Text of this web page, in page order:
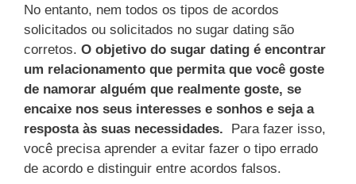
No entanto, nem todos os tipos de acordos
solicitados ou solicitados no sugar dating são
corretos. O objetivo do sugar dating é encontrar
um relacionamento que permita que você goste
de namorar alguém que realmente goste, se
encaixe nos seus interesses e sonhos e seja a
resposta às suas necessidades.
Para fazer isso,
você precisa aprender a evitar fazer o tipo errado
de acordo e distinguir entre acordos falsos.